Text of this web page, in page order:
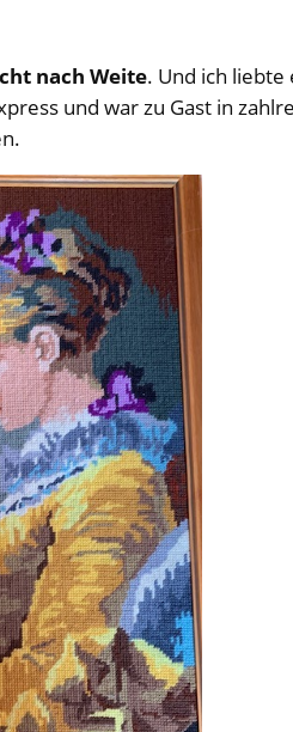
nach Weite. Und ich
und war zu Gast in